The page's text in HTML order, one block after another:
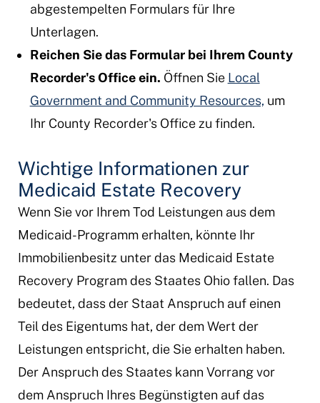
abgestempelten Formulars für Ihre
Unterlagen.
Reichen Sie das Formular bei Ihrem County
Recorder's Office ein. Öffnen Sie Local
Government and Community Resources, um
Ihr County Recorder's Office zu finden.
Wichtige Informationen zur
Medicaid Estate Recovery
Wenn Sie vor Ihrem Tod Leistungen aus dem
Medicaid-Programm erhalten, könnte Ihr
Immobilienbesitz unter das Medicaid Estate
Recovery Program des Staates Ohio fallen. Das
bedeutet, dass der Staat Anspruch auf einen
Teil des Eigentums hat, der dem Wert der
Leistungen entspricht, die Sie erhalten haben.
Der Anspruch des Staates kann Vorrang vor
dem Anspruch Ihres Begünstigten auf das